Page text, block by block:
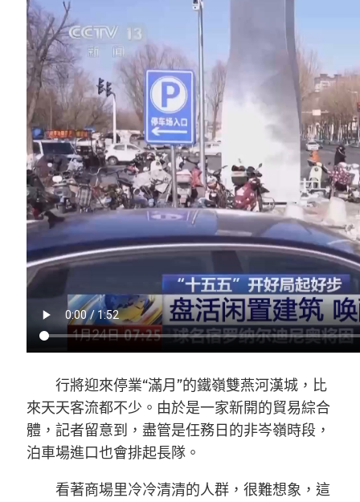
行將迎來停業“滿月”的鐵嶺雙燕河漢城，比
來天天客流都不少。由於是一家新開的貿易綜合
體，記者留意到，盡管是任務日的非岑嶺時段，
泊車場進口也會排起長隊。
看著商場里冷冷清清的人群，很難想象，這